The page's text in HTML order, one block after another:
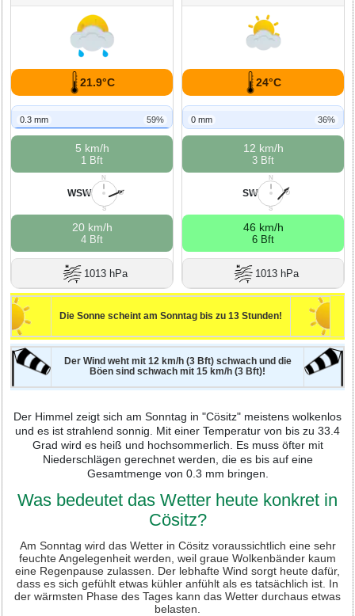
21.9°C
0.3 mm 59%
5 km/h
1 Bft
N
O
S
W
WSW
20 km/h
4 Bft
1013 hPa
24°C
0 mm 36%
12 km/h
3 Bft
N
O
S
W
SW
46 km/h
6 Bft
1013 hPa
Die Sonne scheint am Sonntag bis zu 13 Stunden!
Der Wind weht mit 12 km/h (3 Bft) schwach und die
Böen sind schwach mit 15 km/h (3 Bft)!
Der Himmel zeigt sich am Sonntag in "Cösitz" meistens wolkenlos
und es ist strahlend sonnig. Mit einer Temperatur von bis zu 33.4
Grad wird es heiß und hochsommerlich. Es muss öfter mit
Niederschlägen gerechnet werden, die es bis auf eine
Gesamtmenge von 0.3 mm bringen.
Was bedeutet das Wetter heute konkret in
Cösitz?
Am Sonntag wird das Wetter in Cösitz voraussichtlich eine sehr
feuchte Angelegenheit werden, weil graue Wolkenbänder kaum
eine Regenpause zulassen. Der lebhafte Wind sorgt heute dafür,
dass es sich gefühlt etwas kühler anfühlt als es tatsächlich ist. In
der wärmsten Phase des Tages kann das Wetter durchaus etwas
belasten.